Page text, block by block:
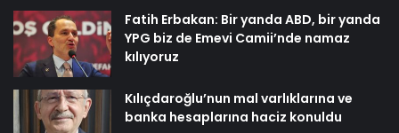
Fatih Erbakan: Bir yanda ABD, bir yanda
YPG biz de Emevi Camii’nde namaz
kılıyoruz
Kılıçdaroğlu’nun mal varlıklarına ve
banka hesaplarına haciz konuldu